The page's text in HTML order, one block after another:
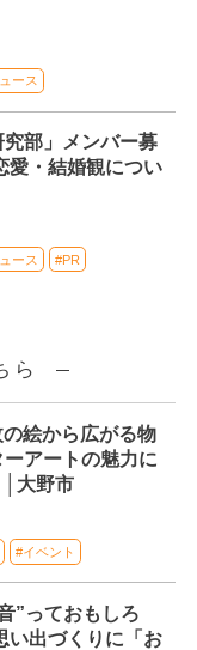
ース
部」メンバー募
愛・結婚観につい
ース #PR
ら
の絵から広がる物
アートの魅力に
│大野市
#イベント
”っておもしろ
い出づくりに「お